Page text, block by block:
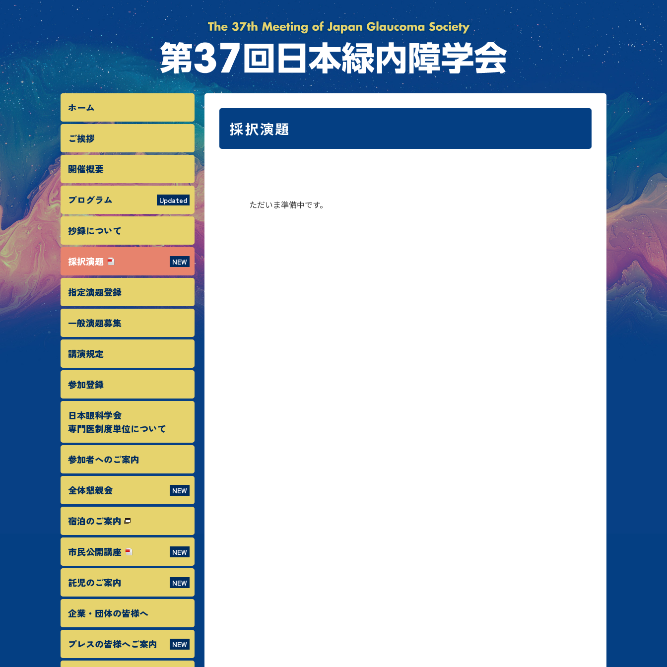
採択演題
ただいま準備中です。
ホーム
ご挨拶
開催概要
プログラム
抄録について
採択演題
指定演題登録
一般演題募集
講演規定
参加登録
日本眼科学会
専門医制度単位について
参加者へのご案内
全体懇親会
宿泊のご案内
市民公開講座
託児のご案内
企業・団体の皆様へ
プレスの皆様へご案内